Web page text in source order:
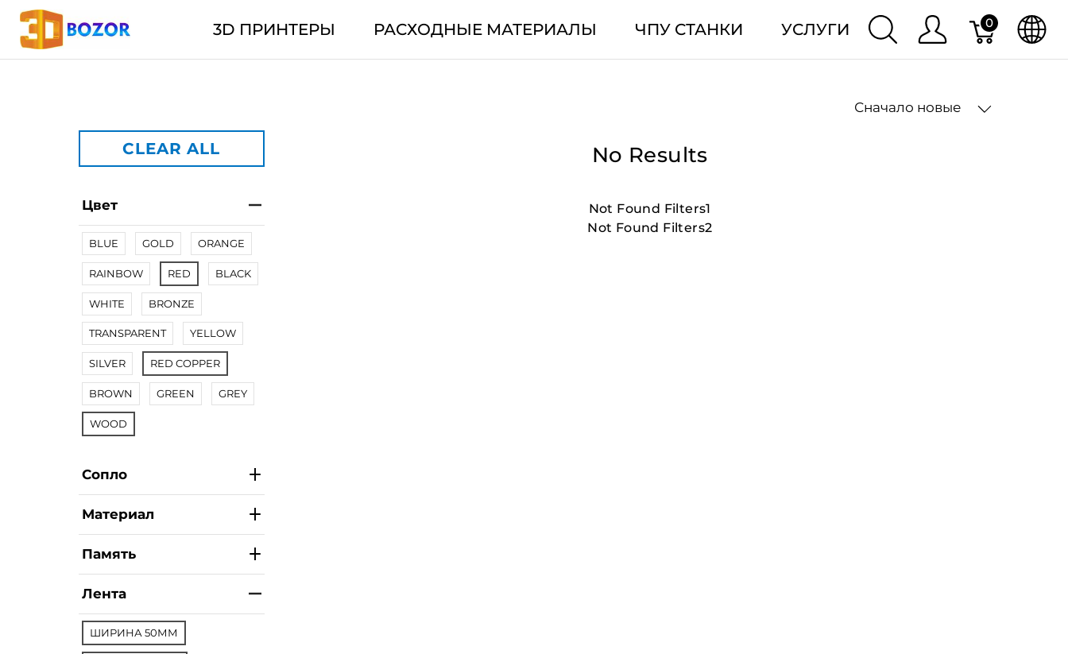
3D ПРИНТЕРЫ РАСХОДНЫЕ МАТЕРИАЛЫ ЧПУ СТАНКИ УСЛУГИ 0
Сначало новые
CLEAR ALL
Цвет
BLUE GOLD ORANGE
RAINBOW RED BLACK
WHITE BRONZE
TRANSPARENT YELLOW
SILVER RED COPPER
BROWN GREEN GREY
WOOD
Сопло
Материал
Память
Лента
ШИРИНА 50ММ
No Results
Not Found Filters1
Not Found Filters2